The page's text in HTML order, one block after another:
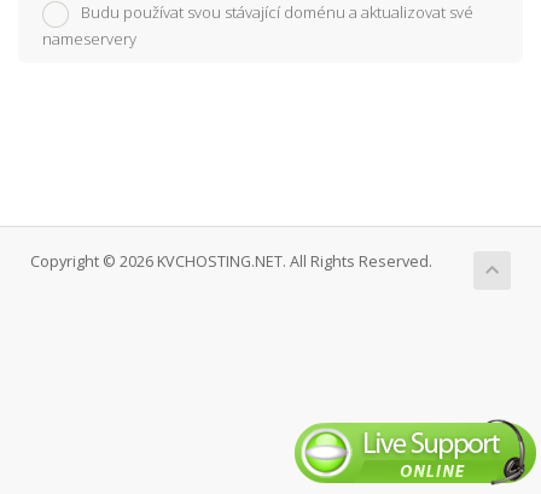
Budu používat svou stávající doménu a aktualizovat své
nameservery
Copyright © 2026 KVCHOSTING.NET. All Rights Reserved.